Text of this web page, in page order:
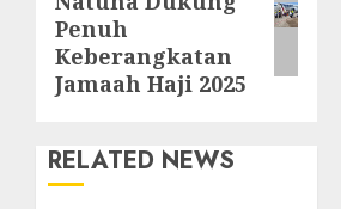
post:
Penuh
Keberangkatan
Jamaah Haji 2025
RELATED NEWS